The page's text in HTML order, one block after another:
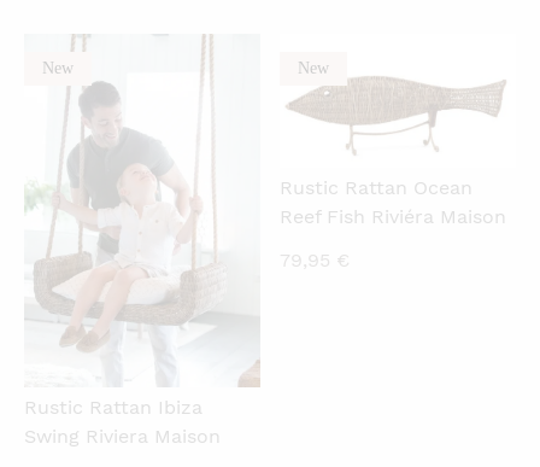
New
Rustic Rattan Ibiza
Swing Riviera Maison
New
Rustic Rattan Ocean
Reef Fish Riviéra Maison
79,95 €